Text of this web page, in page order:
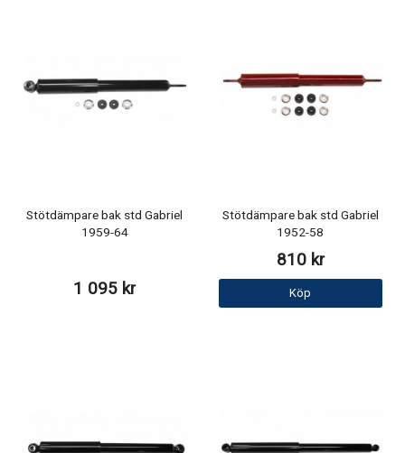
Stötdämpare bak std Gabriel
1959-64
1 095 kr
Stötdämpare bak std Gabriel
1952-58
810 kr
Köp